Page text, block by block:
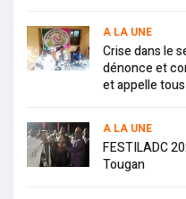
A LA UNE
Crise dans le
dénonce et
et appelle
A LA UNE
FESTILADC
Tougan